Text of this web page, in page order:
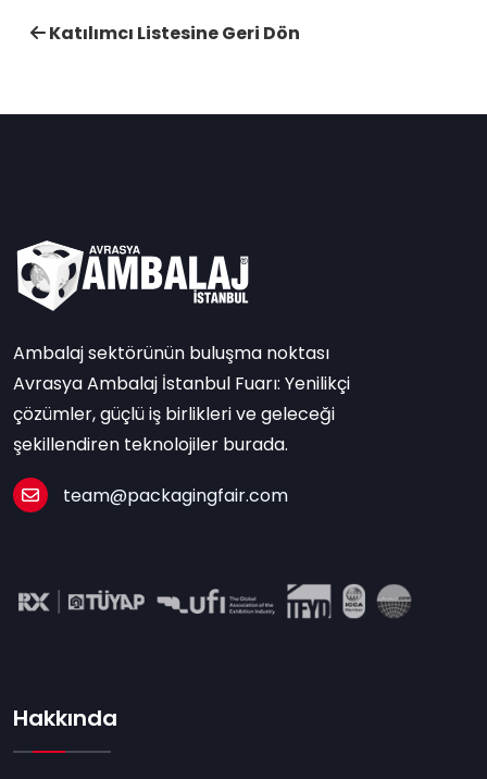
Katılımcı Listesine Geri Dön
Ambalaj sektörünün buluşma noktası
Avrasya Ambalaj İstanbul Fuarı: Yenilikçi
çözümler, güçlü iş birlikleri ve geleceği
şekillendiren teknolojiler burada.
team@packagingfair.com
Hakkında